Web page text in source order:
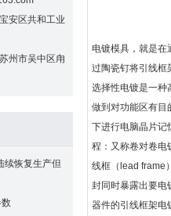
安区共和工业
州市吴中区甪
续恢复生产但
数
电镀模具，就是
过陶瓷钉将引线框
选择性电镀是一种
做到对功能区有目
下进行电脑晶片记
程：又称卷对卷电
线框（lead frame
封同时暴露出要电
器件的引线框架电